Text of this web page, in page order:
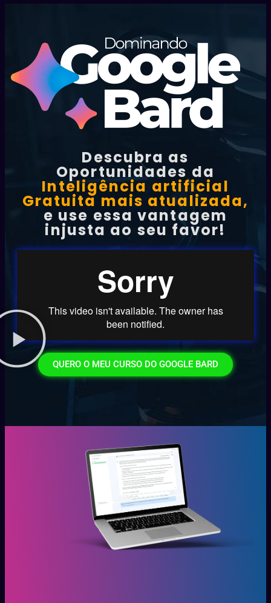
Descubra as
Oportunidades da
Inteligência artificial
Gratuita mais atualizada,
e use essa vantagem
injusta ao seu favor!
QUERO O MEU CURSO DO GOOGLE BARD